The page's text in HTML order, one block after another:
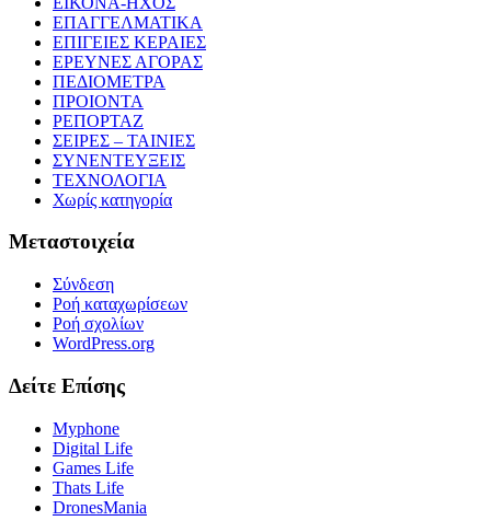
ΕΠΑΓΓΕΛΜΑΤΙΚΑ
ΕΠΙΓΕΙΕΣ ΚΕΡΑΙΕΣ
ΕΡΕΥΝΕΣ ΑΓΟΡΑΣ
ΠΕΔΙΟΜΕΤΡΑ
ΠΡΟΙΟΝΤΑ
ΡΕΠΟΡΤΑΖ
ΣΕΙΡΕΣ – ΤΑΙΝΙΕΣ
ΣΥΝΕΝΤΕΥΞΕΙΣ
ΤΕΧΝΟΛΟΓΙΑ
Χωρίς κατηγορία
Μεταστοιχεία
Σύνδεση
Ροή καταχωρίσεων
Ροή σχολίων
WordPress.org
Δείτε Επίσης
Myphone
Digital Life
Games Life
Thats Life
DronesMania